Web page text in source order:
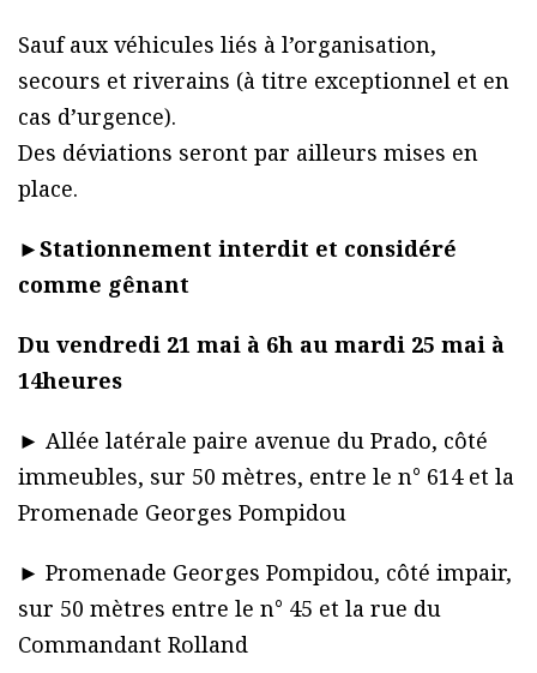
Sauf aux véhicules liés à l’organisation,
secours et riverains (à titre exceptionnel et en
cas d’urgence).
Des déviations seront par ailleurs mises en
place.
►Stationnement interdit et considéré
comme gênant
Du vendredi 21 mai à 6h au mardi 25 mai à
14heures
► Allée latérale paire avenue du Prado, côté
immeubles, sur 50 mètres, entre le n° 614 et la
Promenade Georges Pompidou
► Promenade Georges Pompidou, côté impair,
sur 50 mètres entre le n° 45 et la rue du
Commandant Rolland